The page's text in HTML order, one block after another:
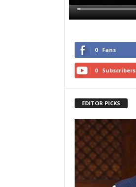
0 Fans
0 Subscribers
EDITOR PICKS